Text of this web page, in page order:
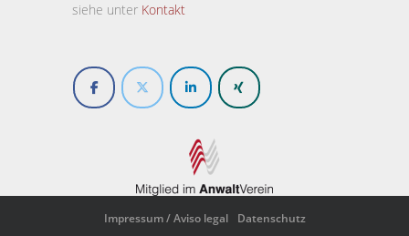
siehe unter Kontakt
Impressum / Aviso legal Datenschutz